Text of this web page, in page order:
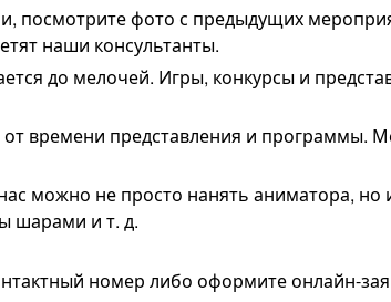
посмотрите фото с предыдущих
наши консультанты.
до мелочей. Игры, конкурсы и
от времени представления и программы.
можно не просто нанять аниматора, но
шарами и т. д.
номер либо оформите онлайн-